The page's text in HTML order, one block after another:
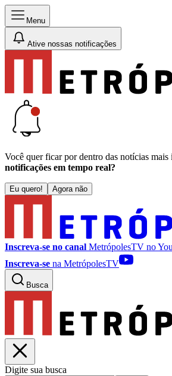
Menu
Ative nossas notificações
Você quer ficar por dentro das notícias mais
notificações em tempo real?
Eu quero! Agora não
Inscreva-se no canal MetrópolesTV no
Inscreva-se na MetrópolesTV
Busca
Digite sua busca